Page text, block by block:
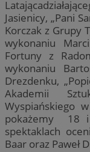
Jasienicy, „Pani
Korczak z Grupy
wykonaniu
Fortuny z
wykonaniu
Drezdenku,
Akademii
Wyspiańskiego
pokażemy 18
spektaklach
Baar oraz Paweł